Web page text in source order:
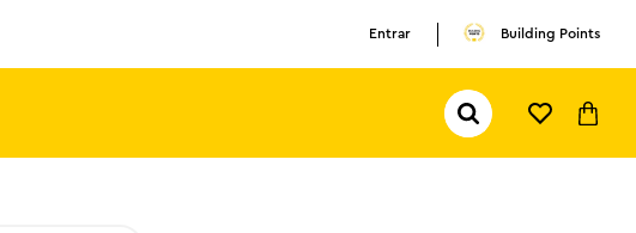
Entrar Building Points
Pesquisar...